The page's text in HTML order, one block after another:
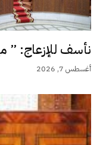
نأسف للإزعاج: ”
أغسطس 7, 2026